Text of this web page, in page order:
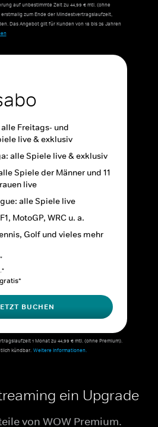
auf unbestimmte Zeit zu 44,99 € mtl. (ohne
zum Ende der Mindestvertragslaufzeit,
Das Angebot gilt für Kunden von 18 bis 26 Jahren
Freitags- und
live & exklusiv
alle Spiele live & exklusiv
Spiele der Männer und 11
live
alle Spiele live
MotoGP, WRC u. a.
Golf und vieles mehr
BUCHEN
1 Monat zu 44,99 € mtl. (ohne Premium).
kündbar. Weitere Informationen.
ein Upgrade
von WOW Premium.